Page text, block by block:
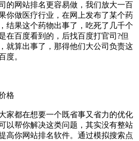
网站排名更容易做，我们放大一百
你做医疗行业，在网上发布了某个药
结果这个药物出事了，吃死了几千个
在百度看到的，后找百度打官司?但
就算出事了，那得他们大公司负责这
度。
格
都在想要一个既省事又省力的优化
以帮你解决这类问题，其实没有整站
高你网站排名软件。通过模拟搜索点